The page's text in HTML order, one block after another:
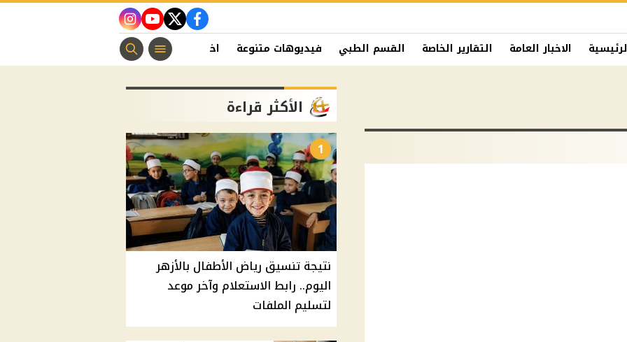
facebook
twitter
youtube
instagram
الاخبار العامة التقارير الخاصة القسم الطبي فيديوهات متنوعة اخبار الفن منوعات مسيحية
الأكثر قراءة
1
نتيجة تنسيق رياض الأطفال بالأزهر
اليوم.. رابط الاستعلام وآخر موعد
لتسليم الملفات